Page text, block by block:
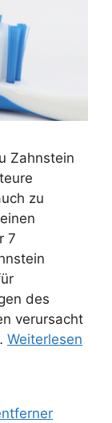
Zahnstein
zu
7
des
verursacht
Weiterlesen